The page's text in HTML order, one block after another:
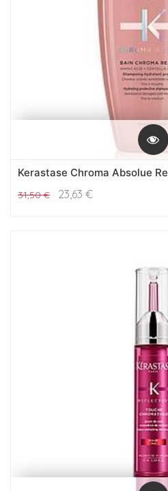
Kerastase Chroma Absolue
31,50€ 23,63 €